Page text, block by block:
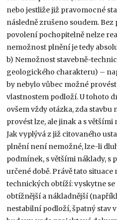
nebo jestliže již pravomocné
následně zrušeno soudem.
povolení pochopitelně nelze
nemožnost plnění je tedy
b) Nemožnost stavebně-
geologického charakteru) –
by nebylo vůbec možné
vlastnostem podloží. U tohoto
ovšem vždy otázka, zda stavbu
provést lze, ale jinak a s
Jak vyplývá z již citovaného
plnění není nemožné, lze-li
podmínek, s většími náklady, s
určené době. Právě tato
technických obtíží: vyskytne
obtížnější a nákladnější
nestabilní podloží, špatný stav